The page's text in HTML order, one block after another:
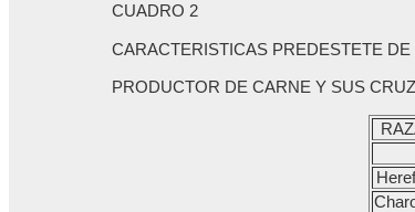
CUADRO 2
CARACTERISTICAS PREDESTETE
PRODUCTOR DE CARNE Y SUS